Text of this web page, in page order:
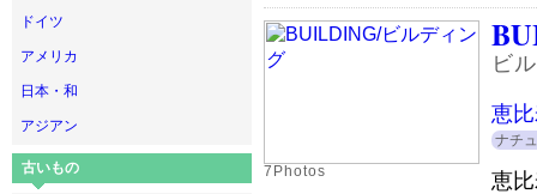
ドイツ
アメリカ
日本・和
アジアン
古いもの 7Photos
ビ
恵
ナチ
恵